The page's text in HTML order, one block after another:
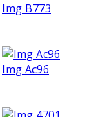
Img B773
Img Ac96